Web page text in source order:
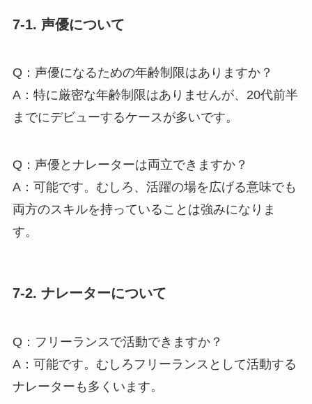
7-1. 声優について
Q：声優になるための年齢制限はありますか？
A：特に厳密な年齢制限はありませんが、20代前半
までにデビューするケースが多いです。
Q：声優とナレーターは両立できますか？
A：可能です。むしろ、活躍の場を広げる意味でも
両方のスキルを持っていることは強みになりま
す。
7-2. ナレーターについて
Q：フリーランスで活動できますか？
A：可能です。むしろフリーランスとして活動する
ナレーターも多くいます。